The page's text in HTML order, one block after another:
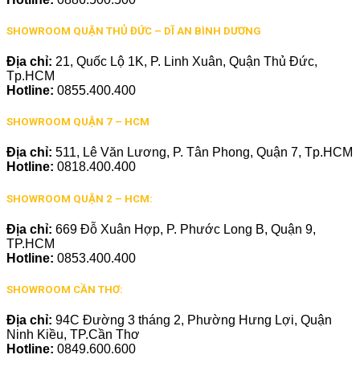
SHOWROOM QUẬN THỦ ĐỨC – DĨ AN BÌNH DƯƠNG
Địa chỉ: 21, Quốc Lộ 1K, P. Linh Xuân, Quận Thủ Đức,
Tp.HCM
Hotline: 0855.400.400
SHOWROOM QUẬN 7 – HCM
Địa chỉ: 511, Lê Văn Lương, P. Tân Phong, Quận 7, Tp.HCM
Hotline: 0818.400.400
SHOWROOM QUẬN 2 – HCM:
Địa chỉ: 669 Đỗ Xuân Hợp, P. Phước Long B, Quận 9,
TP.HCM
Hotline: 0853.400.400
SHOWROOM CẦN THƠ:
Địa chỉ: 94C Đường 3 tháng 2, Phường Hưng Lợi, Quận
Ninh Kiều, TP.Cần Thơ
Hotline: 0849.600.600